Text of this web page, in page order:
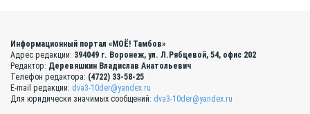
Информационный портал «МОЁ! Тамбов»
Адрес редакции: 394049 г. Воронеж, ул. Л.Рябцевой, 54, офис 202
Редактор: Деревяшкин Владислав Анатольевич
Телефон редактора: (4722) 33-58-25
E-mail редакции: dva3-10der@yandex.ru
Для юридически значимых сообщений: dva3-10der@yandex.ru